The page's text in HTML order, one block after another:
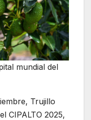
mundial del
Trujillo
CIPALTO 2025,